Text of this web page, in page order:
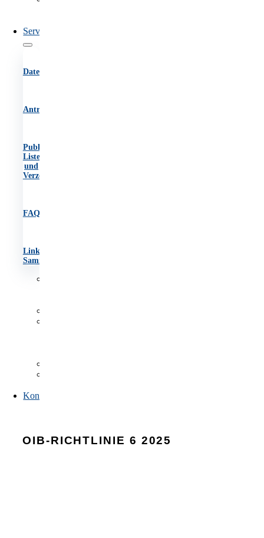
Service
Datenbanken
Antragsformulare
Publikationen,
Listen
und
Verzeichnisse
FAQs
Link-
Sammlung
Kontakt
OIB-RICHTLINIE 6 2025